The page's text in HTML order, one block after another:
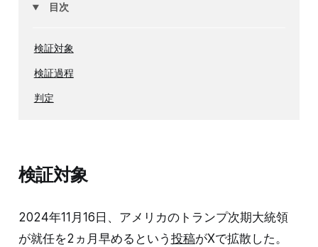
目次
検証対象
検証過程
判定
検証対象
2024年11月16日、アメリカのトランプ次期大統領
が就任を2ヵ月早めるという 投稿がXで拡散した。